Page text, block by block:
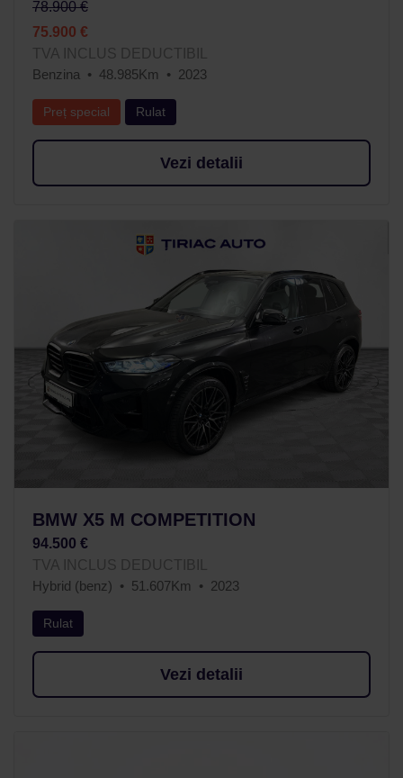
78.900 €
75.900 €
TVA INCLUS DEDUCTIBIL
Benzina
48.985Km 2023
Preț special Rulat
Vezi detalii
BMW X5 M COMPETITION
94.500 €
TVA INCLUS DEDUCTIBIL
Hybrid (benz)
51.607Km 2023
Rulat
Vezi detalii